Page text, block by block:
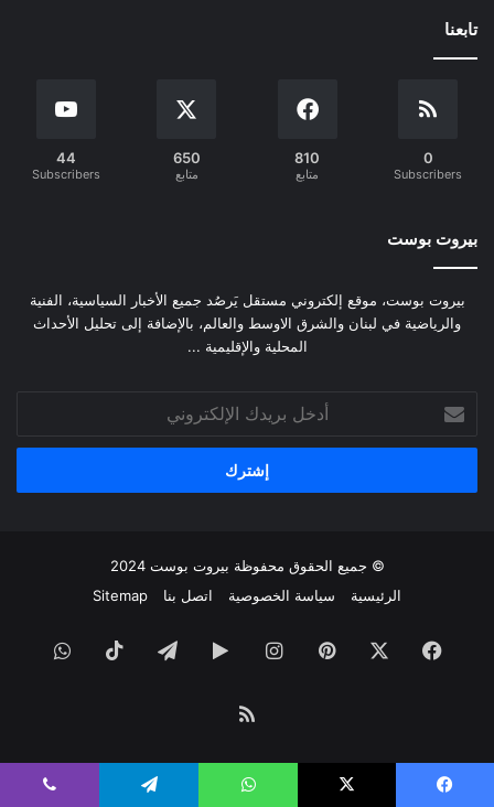
تابعنا
0
Subscribers
810
متابع
650
متابع
44
Subscribers
بيروت بوست
بيروت بوست، موقع إلكتروني مستقل يَرصُد جميع الأخبار السياسية، الفنية
والرياضية في لبنان والشرق الاوسط والعالم، بالإضافة إلى تحليل الأحداث
المحلية والإقليمية ...
بريدك
الإلكتروني
© جميع الحقوق محفوظة بيروت بوست 2024
الرئيسية
سياسة الخصوصية اتصل بنا Sitemap
فيسبوك بينتيريستانستقرام‏Googleتيلقرام ‫TikTok
ملخص
الموقع